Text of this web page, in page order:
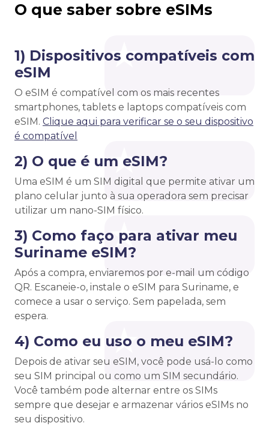
O que saber sobre eSIMs
1) Dispositivos compatíveis com
eSIM
O eSIM é compatível com os mais recentes
smartphones, tablets e laptops compatíveis com
eSIM. Clique aqui para verificar se o seu dispositivo
é compatível
2) O que é um eSIM?
Uma eSIM é um SIM digital que permite ativar um
plano celular junto à sua operadora sem precisar
utilizar um nano-SIM físico.
3) Como faço para ativar meu
Suriname eSIM?
Após a compra, enviaremos por e-mail um código
QR. Escaneie-o, instale o eSIM para Suriname, e
comece a usar o serviço. Sem papelada, sem
espera.
4) Como eu uso o meu eSIM?
Depois de ativar seu eSIM, você pode usá-lo como
seu SIM principal ou como um SIM secundário.
Você também pode alternar entre os SIMs
sempre que desejar e armazenar vários eSIMs no
seu dispositivo.